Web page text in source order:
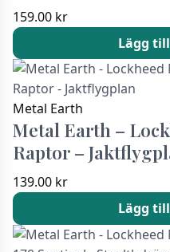
159.00 kr
Lägg
Metal Earth
Metal Earth –
Raptor –
139.00 kr
Lägg